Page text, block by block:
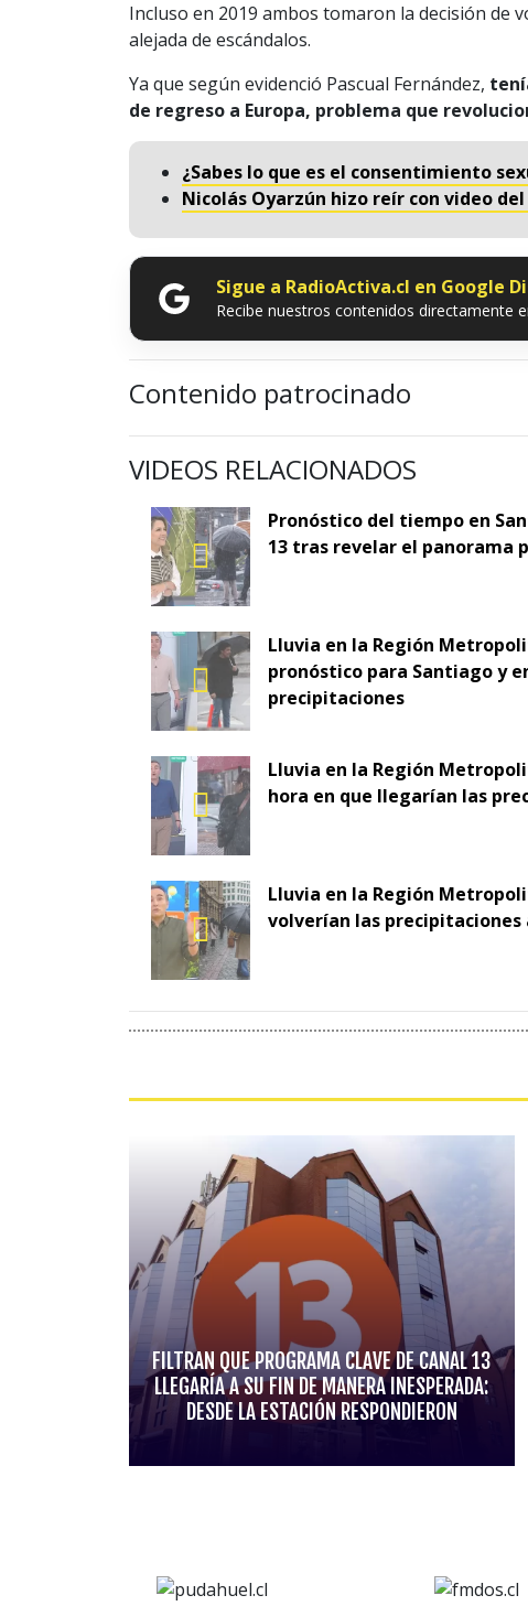
Incluso en 2019 ambos tomaron la decisión de
alejada de escándalos.
Ya que según evidenció Pascual Fernández,
de regreso a Europa, problema que
¿Sabes lo que es el consentimiento
Nicolás Oyarzún hizo reír con video
Sigue a RadioActiva.cl en Google
Recibe nuestros contenidos directamente
Contenido patrocinado
VIDEOS RELACIONADOS
Pronóstico del tiempo en
13 tras revelar el panorama
Lluvia en la Región
pronóstico para Santiago y
precipitaciones
Lluvia en la Región
hora en que llegarían las
Lluvia en la Región
volverían las precipitaciones
FILTRAN QUE PROGRAMA CLAVE DE CANAL 13
LLEGARÍA A SU FIN DE MANERA INESPERADA:
DESDE LA ESTACIÓN RESPONDIERON